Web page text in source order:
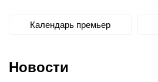
Календарь премьер
Новости